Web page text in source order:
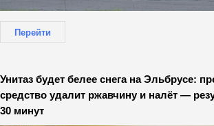
Перейти
Унитаз будет белее снега на Эльбрусе:
средство удалит ржавчину и налёт —
30 минут